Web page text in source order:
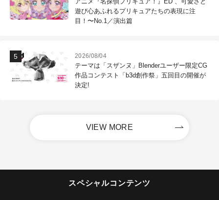
遊び心あふれるプリキュアたちの表現に注
目！〜No.1／演出篇
2026/08/04
テーマは「スザンヌ」Blenderユーザー限定CG
作品コンテスト「b3d創作祭」五回目の開催が
決定!
VIEW MORE
スペシャルコンテンツ